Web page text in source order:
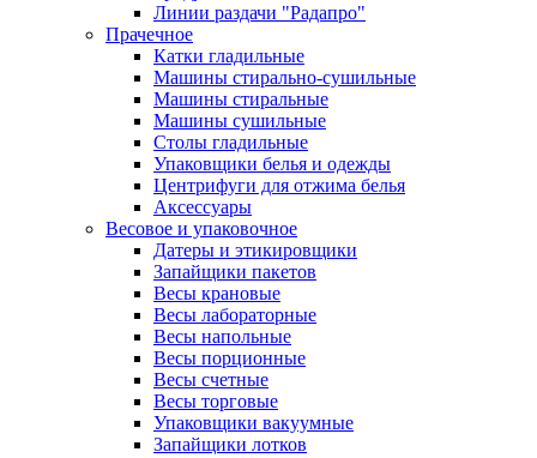
Линии раздачи "Радапро"
Прачечное
Катки гладильные
Машины стирально-сушильные
Машины стиральные
Машины сушильные
Столы гладильные
Упаковщики белья и одежды
Центрифуги для отжима белья
Аксессуары
Весовое и упаковочное
Датеры и этикировщики
Запайщики пакетов
Весы крановые
Весы лабораторные
Весы напольные
Весы порционные
Весы счетные
Весы торговые
Упаковщики вакуумные
Запайщики лотков